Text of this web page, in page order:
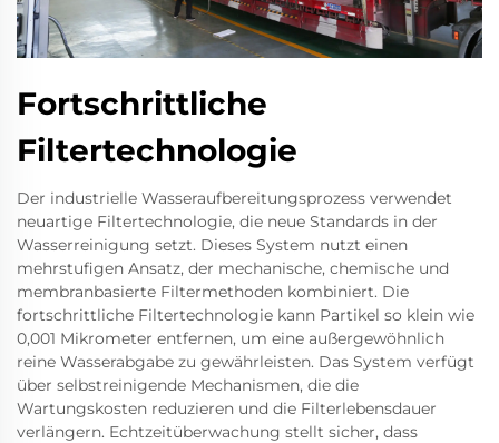
Fortschrittliche
Filtertechnologie
Der industrielle Wasseraufbereitungsprozess verwendet
neuartige Filtertechnologie, die neue Standards in der
Wasserreinigung setzt. Dieses System nutzt einen
mehrstufigen Ansatz, der mechanische, chemische und
membranbasierte Filtermethoden kombiniert. Die
fortschrittliche Filtertechnologie kann Partikel so klein wie
0,001 Mikrometer entfernen, um eine außergewöhnlich
reine Wasserabgabe zu gewährleisten. Das System verfügt
über selbstreinigende Mechanismen, die die
Wartungskosten reduzieren und die Filterlebensdauer
verlängern. Echtzeitüberwachung stellt sicher, dass